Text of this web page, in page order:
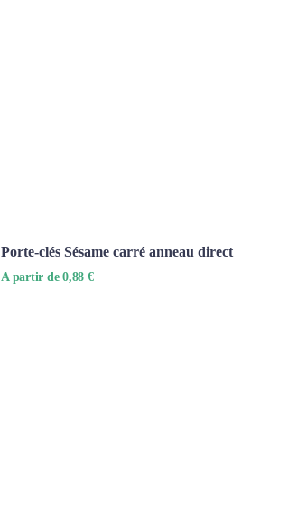
Porte-clés Sésame carré anneau direct
A partir de 0,88 €